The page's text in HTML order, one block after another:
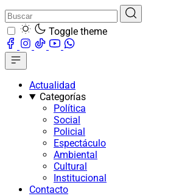
Toggle theme
Actualidad
Categorías
Política
Social
Policial
Espectáculo
Ambiental
Cultural
Institucional
Contacto